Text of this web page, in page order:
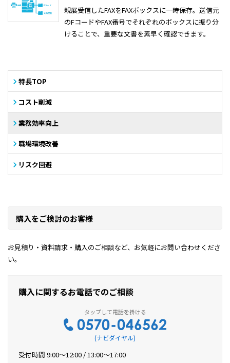
親展受信したFAXをFAXボックスに一時保存。送信元
のFコードやFAX番号でそれぞれのボックスに振り分
けることで、重要な文書を素早く確認できます。
特長TOP
コスト削減
業務効率向上
職場環境改善
リスク回避
購入をご検討のお客様
お見積り・資料請求・購入のご相談など、お気軽にお問い合わせくださ
い。
購入に関するお電話でのご相談
(ナビダイヤル)
受付時間 9:00〜12:00 / 13:00〜17:00